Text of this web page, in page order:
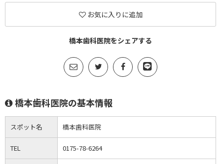
お気に入りに追加
橋本歯科医院をシェアする
橋本歯科医院の基本情報
スポット名 橋本歯科医院
TEL 0175-78-6264